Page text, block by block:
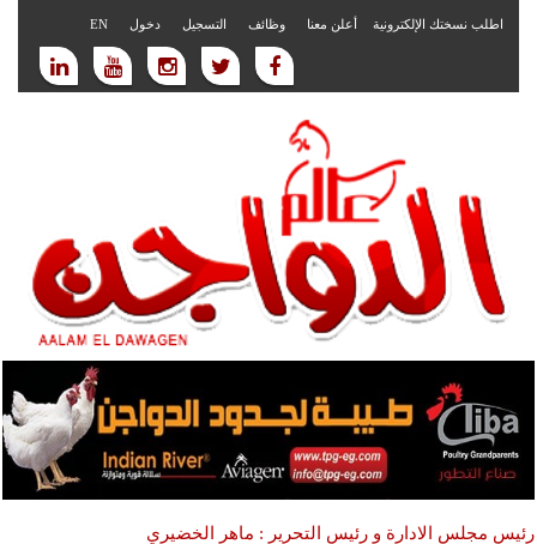
اطلب نسختك الإلكترونية أعلن معنا وظائف التسجيل دخول EN
رئيس مجلس الادارة و رئيس التحرير : ماهر الخضيري